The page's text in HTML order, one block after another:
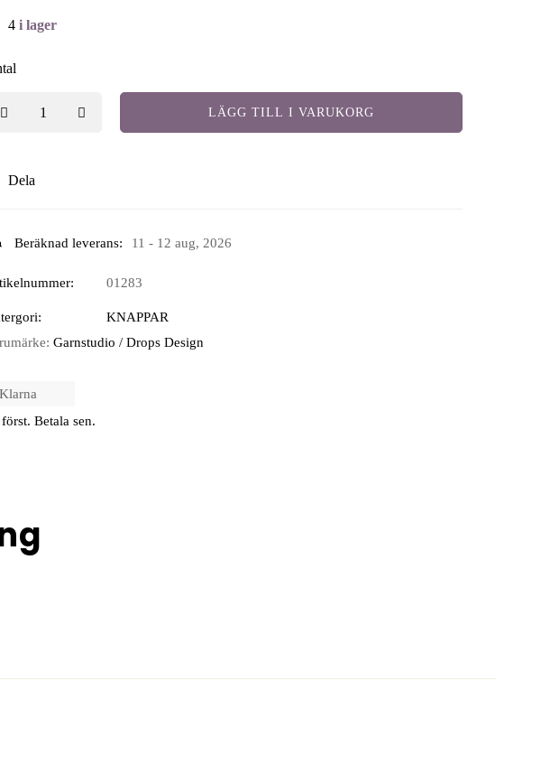
4 i lager
LÄGG TILL I VARUKORG
Dela
Beräknad leverans: 11 - 12 aug, 2026
01283
KNAPPAR
Garnstudio / Drops Design
först. Betala sen.